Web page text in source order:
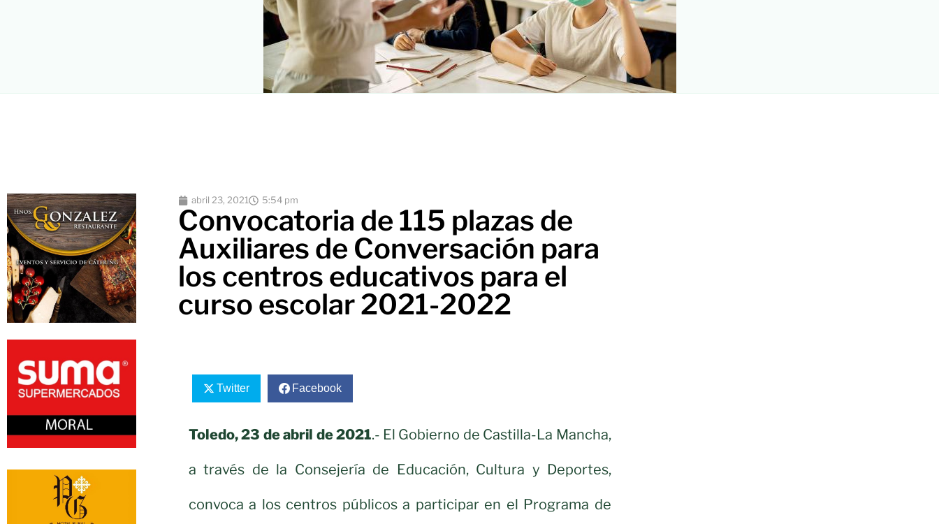
abril 23, 2021 5:54 pm
Convocatoria de 115 plazas de
Auxiliares de Conversación para
los centros educativos para el
curso escolar 2021-2022
Twitter Facebook
Toledo, 23 de abril de 2021.- El Gobierno de Castilla-La Mancha,
a través de la Consejería de Educación, Cultura y Deportes,
convoca a los centros públicos a participar en el Programa de